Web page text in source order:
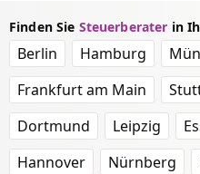
Finden Sie Steuerberater in
Berlin Hamburg
Frankfurt am Main
Dortmund
Leipzig
Hannover
Nürnberg